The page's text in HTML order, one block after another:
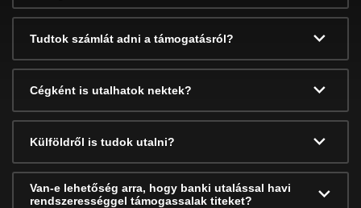
Tudtok számlát adni a támogatásról?
Cégként is utalhatok nektek?
Külföldről is tudok utalni?
Van-e lehetőség arra, hogy banki utalással havi
rendszerességgel támogassalak titeket?